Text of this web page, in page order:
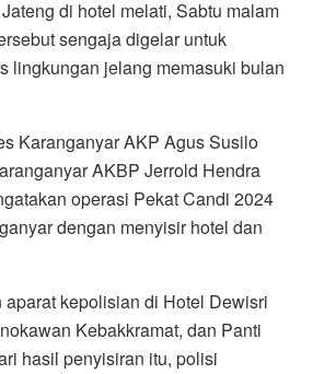
di hotel melati, Sabtu malam
sengaja digelar untuk
lingkungan jelang memasuki bulan
Karanganyar AKP Agus Susilo
AKBP Jerrold Hendra
operasi Pekat Candi 2024
dengan menyisir hotel dan
kepolisian di Hotel Dewisri
Kebakkramat, dan Panti
hasil penyisiran itu, polisi